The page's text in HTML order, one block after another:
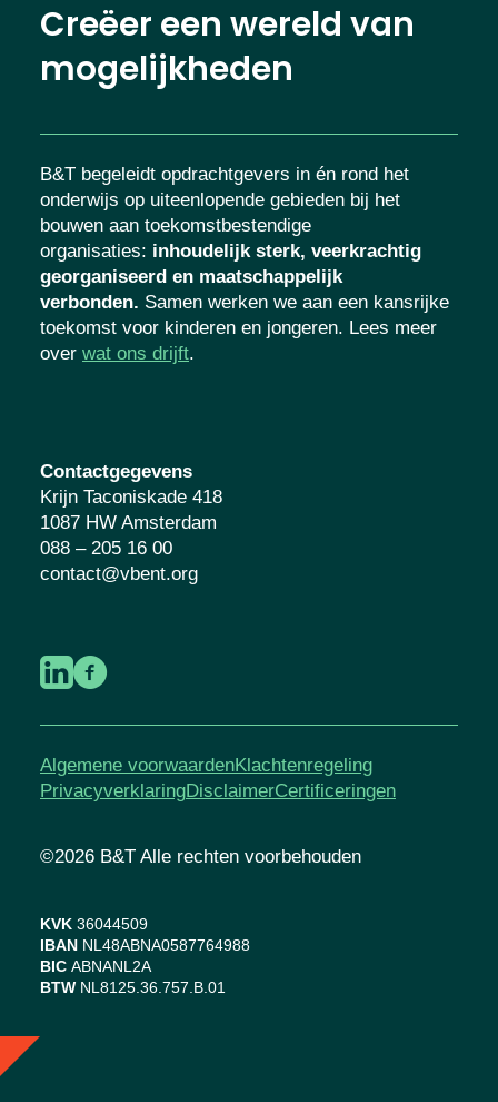
Creëer een wereld van
mogelijkheden
B&T begeleidt opdrachtgevers in én rond het
onderwijs op uiteenlopende gebieden bij het
bouwen aan toekomstbestendige
organisaties: inhoudelijk sterk, veerkrachtig
georganiseerd en maatschappelijk
verbonden. Samen werken we aan een kansrijke
toekomst voor kinderen en jongeren. Lees meer
over wat ons drijft.
Contactgegevens
Krijn Taconiskade 418
1087 HW Amsterdam
088 – 205 16 00
contact@vbent.org
Algemene voorwaardenKlachtenregeling
PrivacyverklaringDisclaimerCertificeringen
©2026 B&T Alle rechten voorbehouden
KVK 36044509
IBAN NL48ABNA0587764988
BIC ABNANL2A
BTW NL8125.36.757.B.01